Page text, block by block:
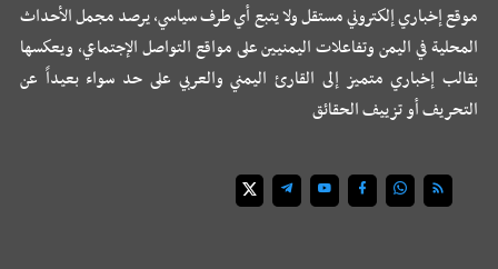
موقع إخباري إلكتروني مستقل ولا يتبع أي طرف سياسي، يرصد مجمل الأحداث
المحلية في اليمن وتفاعلات اليمنيين على مواقع التواصل الإجتماعي، ويعكسها
بقالب إخباري متميز إلى القارئ اليمني والعربي على حد سواء بعيداً عن
التحريف أو تزييف الحقائق